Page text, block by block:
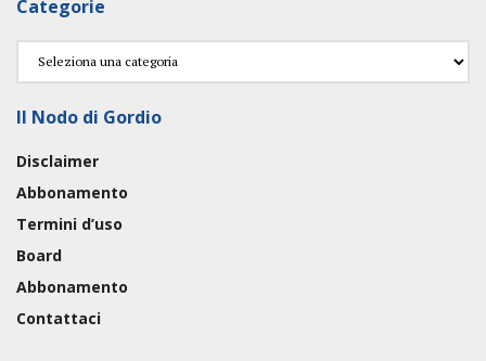
Categorie
Categorie
Il Nodo di Gordio
Disclaimer
Abbonamento
Termini d’uso
Board
Abbonamento
Contattaci